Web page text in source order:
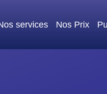
services Nos Prix